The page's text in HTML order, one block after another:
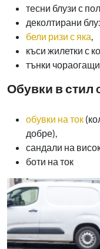
тесни блузи с
деколтирани
бели ризи с яка
къси жилетки с
тънки
Обувки в стил
обувки на ток
добре),
сандали на
боти на ток